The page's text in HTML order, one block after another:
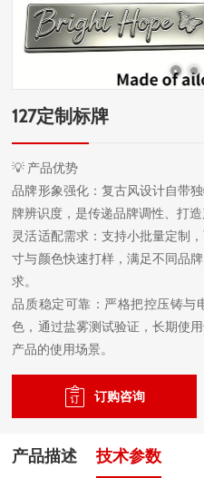
127定制标牌
💡 产品优势
品牌形象强化：复古风设计自带
牌辨识度，是传递品牌调性、打造
灵活适配需求：支持小批量定制
寸与颜色快速打样，满足不同品
求。
品质稳定可靠：严格把控压铸与
色，通过盐雾测试验证，长期使
产品的使用场景。
订购咨询
产品描述 技术参数